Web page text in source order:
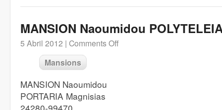
MANSION Naoumidou
5 Abril 2012 | Comments Off
Mansions
MANSION Naoumidou
PORTARIA Magnisias